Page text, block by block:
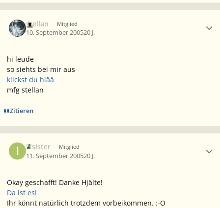
stellan Mitglied
10. September 200520 J.
hi leude
so siehts bei mir aus
klickst du hiää
mfg stellan
Zitieren
illsister Mitglied
11. September 200520 J.
Okay geschafft! Danke Hjälte!
Da ist es!
Ihr könnt natürlich trotzdem vorbeikommen. :-O